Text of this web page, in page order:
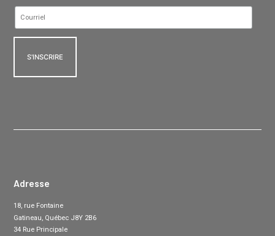
Adresse
18, rue Fontaine
Gatineau, Québec J8Y 2B6
34 Rue Principale